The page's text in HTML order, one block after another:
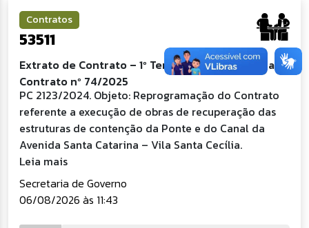
Contratos
53511
Extrato de Contrato – 1º Termo de Aditamento ao
Contrato nº 74/2025
PC 2123/2024. Objeto: Reprogramação do Contrato
referente a execução de obras de recuperação das
estruturas de contenção da Ponte e do Canal da
Avenida Santa Catarina – Vila Santa Cecília.
Leia mais
Secretaria de Governo
06/08/2026 às 11:43